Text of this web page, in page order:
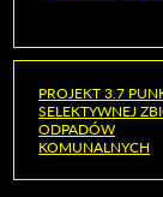
PROJEKT 3.7
SELEKTYWNEJ
ODPADÓW
KOMUNALNYCH